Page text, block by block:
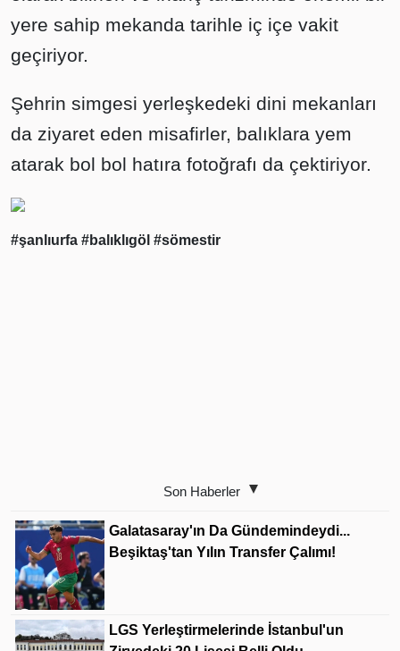
yere sahip mekanda tarihle iç içe vakit
geçiriyor.
Şehrin simgesi yerleşkedeki dini mekanları
da ziyaret eden misafirler, balıklara yem
atarak bol bol hatıra fotoğrafı da çektiriyor.
#şanlıurfa #balıklıgöl #sömestir
Son Haberler
Galatasaray'ın Da Gündemindeydi...
Beşiktaş'tan Yılın Transfer Çalımı!
LGS Yerleştirmelerinde İstanbul'un